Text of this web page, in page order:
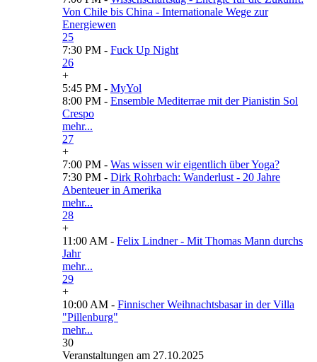
Von Chile bis China - Internationale Wege zur
Energiewen
25
7:30 PM - Fuck Up Night
26
+
5:45 PM - MyYol
8:00 PM - Ensemble Mediterrae mit der Pianistin Sol
Crespo
mehr...
27
+
7:00 PM - Was wissen wir eigentlich über Yoga?
7:30 PM - Dirk Rohrbach: Wanderlust - 20 Jahre
Abenteuer in Amerika
mehr...
28
+
11:00 AM - Felix Lindner - Mit Thomas Mann durchs
Jahr
mehr...
29
+
10:00 AM - Finnischer Weihnachtsbasar in der Villa
"Pillenburg"
mehr...
30
Veranstaltungen am 27.10.2025